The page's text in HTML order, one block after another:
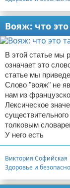
Вояж: что это
В этой статье мы
означает это
статье мы
Слово "вояж" не
нам из
Лексическое
толковым
У него есть
Виктория Софийская
Здоровье и